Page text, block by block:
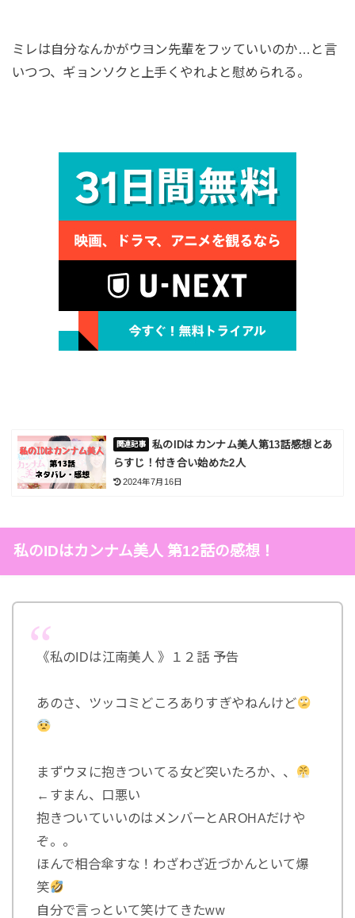
ミレは自分なんかがウヨン先輩をフッていいのか…と言
いつつ、ギョンソクと上手くやれよと慰められる。
私のIDはカンナム美人第13話感想とあ
らすじ！付き合い始めた2人
2024年7月16日
私のIDはカンナム美人 第12話の感想！
《私のIDは江南美人 》１２話 予告
あのさ、ツッコミどころありすぎやねんけど
まずウヌに抱きついてる女ど突いたろか、、
←すまん、口悪い
抱きついていいのはメンバーとAROHAだけや
ぞ。。
ほんで相合傘すな！わざわざ近づかんといて爆
笑
自分で言っといて笑けてきたww